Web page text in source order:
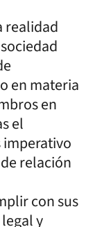
realidad
en materia
en
el
relación
con sus
y